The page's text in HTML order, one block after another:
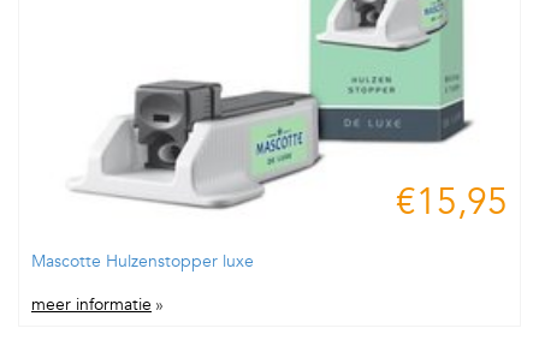
€15,95
Mascotte Hulzenstopper luxe
meer informatie »